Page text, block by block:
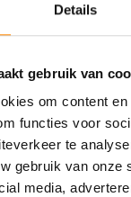
Details
gebruik van
om content
functies voor
te
gebruik van onze
media,
op
te doen: